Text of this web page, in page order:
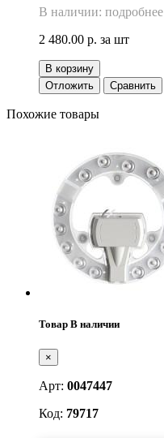
В наличии: подробнее
2 480.00 р. за шт
В корзину
Отложить
Сравнить
Похожие товары
Товар В наличии
×
Арт: 0047447
Код: 79717